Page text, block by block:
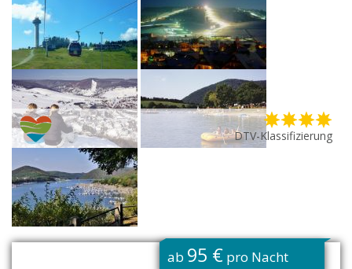
DTV-Klassifizierung
ab 95 € pro Nacht